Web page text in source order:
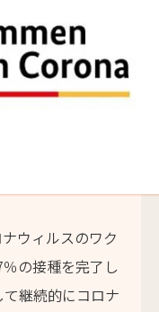
ウィルスのワク
の接種を完了し
継続的にコロナ